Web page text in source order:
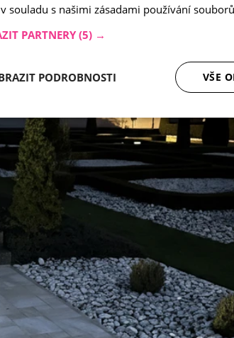
souladu s našimi zásadami používání
PARTNERY (5) →
VŠE
PODROBNOSTI
nutné soubory
Nezbytně nutné soubory
nutné soubory cookie umožňují základní funkce webových
nelze bez nezbytně nutných souborů cookie správně používat.
Poskytovatel /
Doména
Vyprší Popis
CookieScript
.ferobet.cz
5 měsíců
4 týdny
Tento